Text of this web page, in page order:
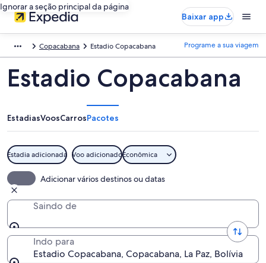
Ignorar a seção principal da página
Baixar app
Copacabana Estadio Copacabana Programe a sua viagem
Estadio Copacabana
EstadiasVoosCarrosPacotes
Estadia adicionada Voo adicionadoEconômica
Adicionar vários destinos ou datas
Saindo de
Indo para
Estadio Copacabana, Copacabana, La Paz, Bolívia